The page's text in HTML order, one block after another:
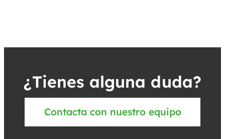
¿Tienes alguna duda?
Contacta con nuestro equipo